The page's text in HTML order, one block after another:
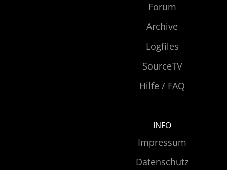
Forum
Archive
Logfiles
SourceTV
Hilfe / FAQ
INFO
Impressum
Datenschutz